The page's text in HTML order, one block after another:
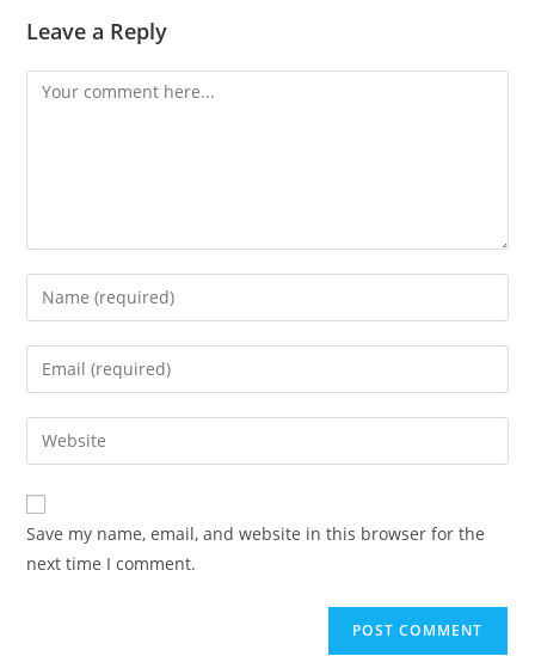
Leave a Reply
Save my name, email, and website in this browser for the
next time I comment.